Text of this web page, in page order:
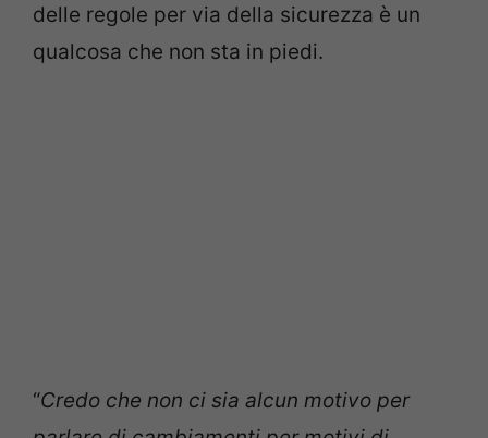
delle regole per via della sicurezza è un
qualcosa che non sta in piedi.
“Credo che non ci sia alcun motivo per